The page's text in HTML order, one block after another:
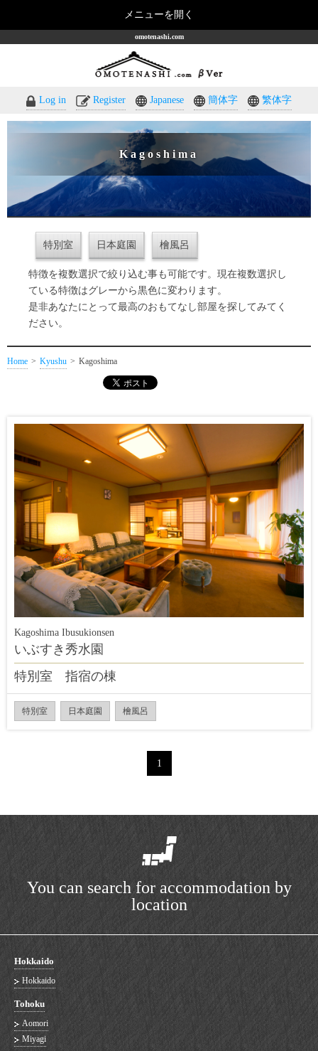
omotenashi.com
Log in Register Japanese 簡体字 繁体字
Kagoshima
特別室 日本庭園 檜風呂
特徴を複数選択で絞り込む事も可能です。現在複数選択し
ている特徴はグレーから黒色に変わります。
是非あなたにとって最高のおもてなし部屋を探してみてく
ださい。
Home Kyushu Kagoshima
Kagoshima Ibusukionsen
いぶすき秀水園
特別室 指宿の棟
特別室 日本庭園 檜風呂
1
メニューを開く
You can search for accommodation by
location
Hokkaido
Hokkaido
Tohoku
Aomori
Miyagi